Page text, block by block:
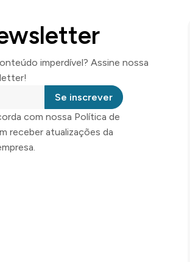
imperdível? Assine nossa
Se inscrever
com nossa Política de
receber atualizações da